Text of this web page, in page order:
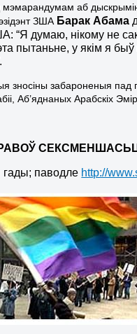
аб
ЗША Барак Абама
“Я думаю, нікому не
пытаньне, у якім я
зносіны забароненыя пад
Аб’яднаных Арабскіх
паводле http://